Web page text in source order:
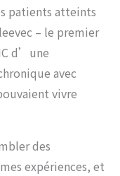
patients atteints
– le premier
d’une
avec
vivre
des
expériences, et